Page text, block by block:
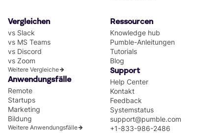
Vergleichen
vs Slack
vs MS Teams
vs Discord
vs Zoom
Weitere Vergleiche
Anwendungsfälle
Remote
Startups
Marketing
Bildung
Weitere Anwendungsfälle
Ressourcen
Knowledge hub
Pumble-Anleitungen
Tutorials
Blog
Support
Help Center
Kontakt
Feedback
Systemstatus
support@pumble.com
+1-833-986-2486